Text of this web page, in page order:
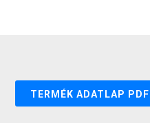
TERMÉK ADATLAP PDF